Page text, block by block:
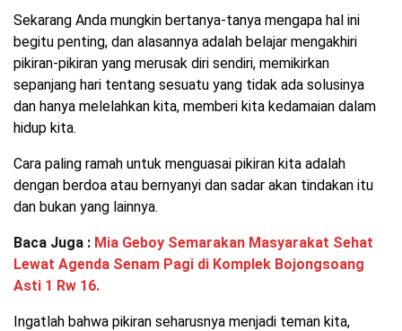
Sekarang Anda mungkin bertanya-tanya mengapa hal ini
begitu penting, dan alasannya adalah belajar mengakhiri
pikiran-pikiran yang merusak diri sendiri, memikirkan
sepanjang hari tentang sesuatu yang tidak ada solusinya
dan hanya melelahkan kita, memberi kita kedamaian dalam
hidup kita.
Cara paling ramah untuk menguasai pikiran kita adalah
dengan berdoa atau bernyanyi dan sadar akan tindakan itu
dan bukan yang lainnya.
Baca Juga : Mia Geboy Semarakan Masyarakat Sehat
Lewat Agenda Senam Pagi di Komplek Bojongsoang
Asti 1 Rw 16.
Ingatlah bahwa pikiran seharusnya menjadi teman kita,